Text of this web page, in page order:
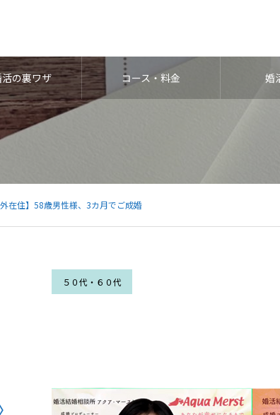
の裏ワザ コース・料金 婚
外在住】58歳男性様、3カ月でご成婚
５０代・６０代